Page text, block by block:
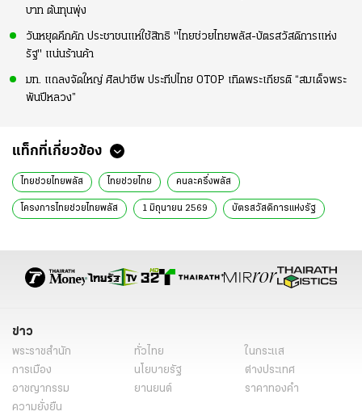
บาท ต้นทุนพุ่ง
วันหยุดคึกคัก ประชาชนแห่ใช้สิทธิ "ไทยช่วยไทยพลัส-บัตรสวัสดิการแห่ง
รัฐ" แน่นร้านค้า
มท. แถลงจัดใหญ่ ศิลปาชีพ ประทีปไทย OTOP เทิดพระเกียรติ “สมเด็จพระ
พันปีหลวง”
แท็กที่เกี่ยวข้อง
ไทยช่วยไทยพลัส ไทยช่วยไทย คนละครึ่งพลัส
โครงการไทยช่วยไทยพลัส 1 มิถุนายน 2569 บัตรสวัสดิการแห่งรัฐ
วิธีเติมเงินเข้า G-Wallet เป๋าตัง วิธีใช้เงินไทยช่วยไทยพลัส
เป๋าตังเข้าไม่ได้ ลืมรหัสเป๋าตัง เว็บไทยช่วยไทยพลัส
กระตุ้นเศรษฐกิจ เงื่อนไขไทยช่วยไทยพลัส เงินเยียวยา
ข่าว
พระราชสำนัก ทั่วไทย
ในกระแส
การเมือง
นโยบายรัฐ
ต่างประเทศ
อาชญากรรม
ยานยนต์
ราคาทองคำ
ความยั่งยืน